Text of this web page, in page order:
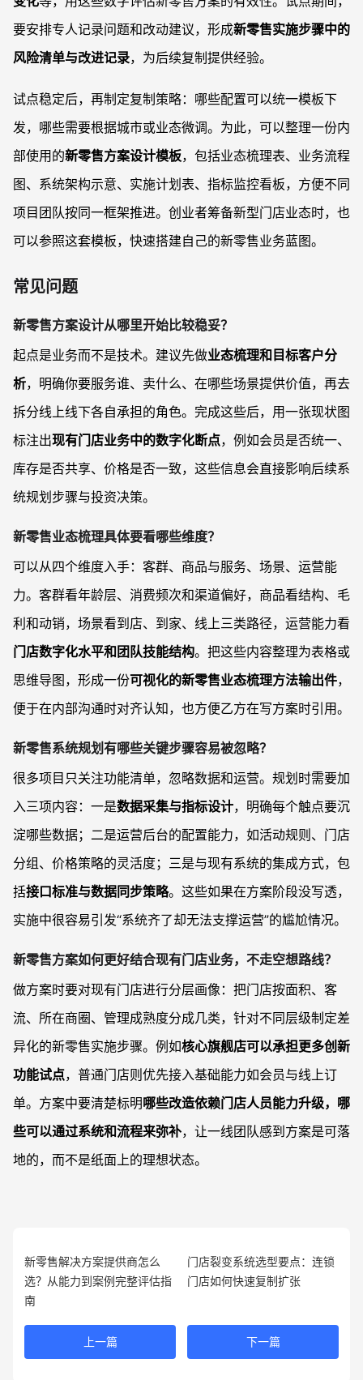
要安排专人记录问题和改动建议，形成新零售实施步骤中的
风险清单与改进记录，为后续复制提供经验。
试点稳定后，再制定复制策略：哪些配置可以统一模板下
发，哪些需要根据城市或业态微调。为此，可以整理一份内
部使用的新零售方案设计模板，包括业态梳理表、业务流程
图、系统架构示意、实施计划表、指标监控看板，方便不同
项目团队按同一框架推进。创业者筹备新型门店业态时，也
可以参照这套模板，快速搭建自己的新零售业务蓝图。
常见问题
新零售方案设计从哪里开始比较稳妥？
起点是业务而不是技术。建议先做业态梳理和目标客户分
析，明确你要服务谁、卖什么、在哪些场景提供价值，再去
拆分线上线下各自承担的角色。完成这些后，用一张现状图
标注出现有门店业务中的数字化断点，例如会员是否统一、
库存是否共享、价格是否一致，这些信息会直接影响后续系
统规划步骤与投资决策。
新零售业态梳理具体要看哪些维度？
可以从四个维度入手：客群、商品与服务、场景、运营能
力。客群看年龄层、消费频次和渠道偏好，商品看结构、毛
利和动销，场景看到店、到家、线上三类路径，运营能力看
门店数字化水平和团队技能结构。把这些内容整理为表格或
思维导图，形成一份可视化的新零售业态梳理方法输出件，
便于在内部沟通时对齐认知，也方便乙方在写方案时引用。
新零售系统规划有哪些关键步骤容易被忽略？
很多项目只关注功能清单，忽略数据和运营。规划时需要加
入三项内容：一是数据采集与指标设计，明确每个触点要沉
淀哪些数据；二是运营后台的配置能力，如活动规则、门店
分组、价格策略的灵活度；三是与现有系统的集成方式，包
括接口标准与数据同步策略。这些如果在方案阶段没写透，
实施中很容易引发“系统齐了却无法支撑运营”的尴尬情况。
新零售方案如何更好结合现有门店业务，不走空想路线？
做方案时要对现有门店进行分层画像：把门店按面积、客
流、所在商圈、管理成熟度分成几类，针对不同层级制定差
异化的新零售实施步骤。例如核心旗舰店可以承担更多创新
功能试点，普通门店则优先接入基础能力如会员与线上订
单。方案中要清楚标明哪些改造依赖门店人员能力升级，哪
些可以通过系统和流程来弥补，让一线团队感到方案是可落
地的，而不是纸面上的理想状态。
新零售解决方案提供商怎么
选？从能力到案例完整评估指
南
上一篇
门店裂变系统选型要点：连锁
门店如何快速复制扩张
下一篇